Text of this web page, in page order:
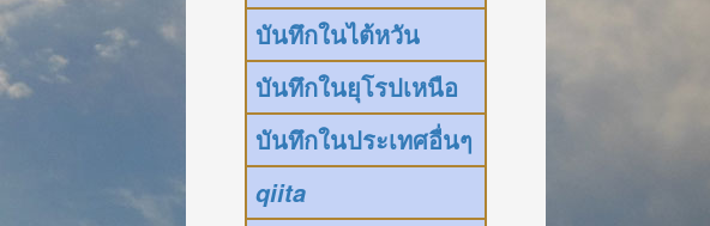
บันทึกในไต้หวัน
บันทึกในยุโรปเหนือ
บันทึกในประเทศอื่นๆ
qiita